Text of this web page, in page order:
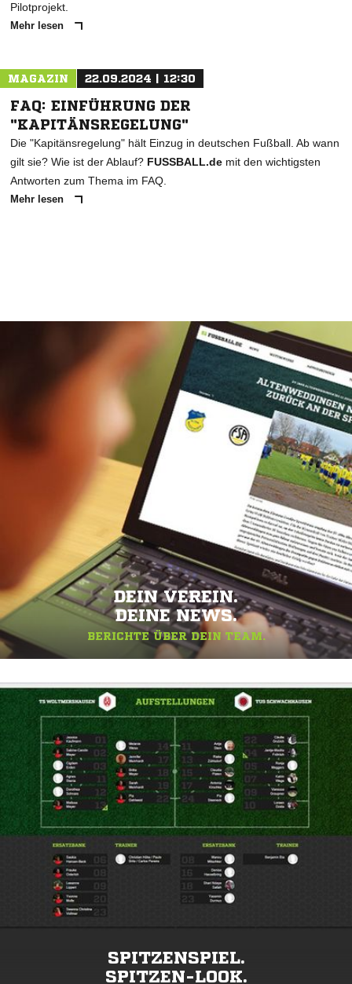
Pilotprojekt.
Mehr lesen
MAGAZIN 22.09.2024 | 12:30
FAQ: EINFÜHRUNG DER
"KAPITÄNSREGELUNG"
Die "Kapitänsregelung" hält Einzug in deutschen Fußball. Ab wann
gilt sie? Wie ist der Ablauf? FUSSBALL.de mit den wichtigsten
Antworten zum Thema im FAQ.
Mehr lesen
DEIN VEREIN.
DEINE NEWS.
BERICHTE ÜBER DEIN TEAM.
SPITZENSPIEL.
SPITZEN-LOOK.